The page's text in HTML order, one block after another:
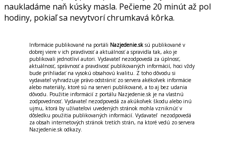
naukladáme naň kúsky masla. Pečieme 20 minút až pol
hodiny, pokiaľ sa nevytvorí chrumkavá kôrka.
Informácie publikované na portáli Nazjedenie.sk sú publikované v
dobrej viere v ich pravdivosť a aktuálnosť a spravidla tak, ako je
publikovali jednotliví autori. Vydavateľ nezodpovedá za úplnosť,
aktuálnosť, správnosť a pravdivosť publikovaných informácií, hoci vždy
bude prihliadať na vysokú obsahovú kvalitu. Z toho dôvodu si
vydavateľ vyhradzuje právo odstrániť zo servera akékoľvek informácie
alebo materiály, ktoré sú na serveri publikované, a to aj bez udania
dôvodu. Použitie informácií z portálu Nazjedenie.sk je na vlastnú
zodpovednosť. Vydavateľ nezodpovedá za akúkoľvek škodu alebo inú
ujmu, ktorá by užívateľovi uvedených stránok mohla vzniknúť v
dôsledku použitia publikovaných informácií. Vydavateľ nezodpovedá
za obsah internetových stránok tretích strán, na ktoré vedú zo servera
Nazjedenie.sk odkazy.